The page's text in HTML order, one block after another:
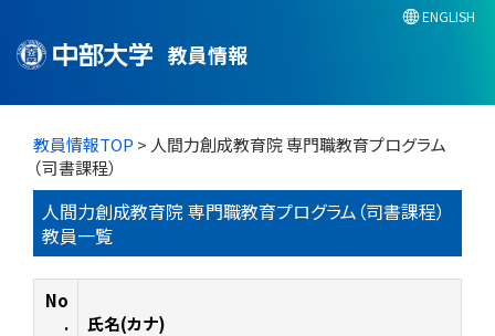
教員情報
ENGLISH
教員情報TOP > 人間力創成教育院 専門職教育プログラム
（司書課程）
人間力創成教育院 専門職教育プログラム（司書課程）
教員一覧
No
.
氏名(カナ)